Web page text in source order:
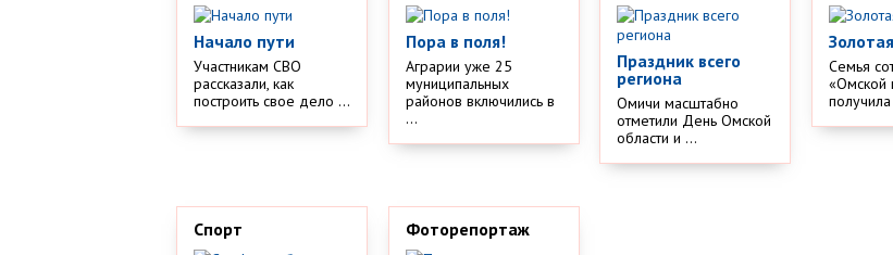
Начало пути
Участникам СВО
рассказали, как
построить свое дело ...
Пора в поля!
Аграрии уже 25
муниципальных
районов включились в
...
Праздник всего
региона
Омичи масштабно
отметили День Омской
области и ...
Семья
«Омской
Спорт Фоторепортаж